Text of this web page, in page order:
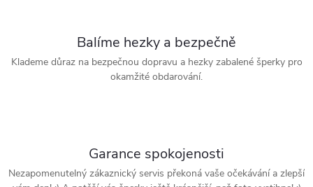
Balíme hezky a bezpečně
Klademe důraz na bezpečnou dopravu a hezky zabalené šperky pro
okamžité obdarování.
Garance spokojenosti
Nezapomenutelný zákaznický servis překoná vaše očekávání a zlepší